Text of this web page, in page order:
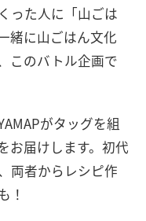
った人に「山ごは
緒に山ごはん文化
このバトル企画で
がタッグを組
お届けします。初代
両者からレシピ作
！